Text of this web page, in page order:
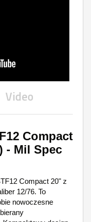
Video
Compact
- Mil Spec
Compact 20" z
12/76. To
nowoczesne